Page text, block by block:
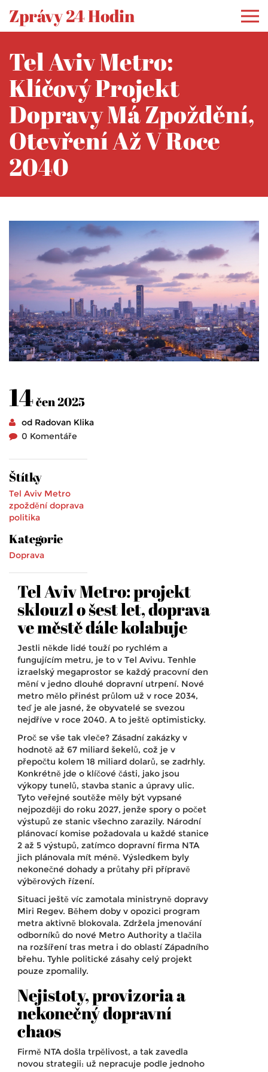
Zprávy 24 Hodin
Tel Aviv Metro:
Klíčový Projekt
Dopravy Má Zpoždění,
Otevření Až V Roce
2040
14čen 2025
od Radovan Klika
0 Komentáře
Štítky
Tel Aviv Metro
zpoždění doprava
politika
Kategorie
Doprava
Tel Aviv Metro: projekt
sklouzl o šest let, doprava
ve městě dále kolabuje
Jestli někde lidé touží po rychlém a
fungujícím metru, je to v Tel Avivu. Tenhle
izraelský megaprostor se každý pracovní den
mění v jedno dlouhé dopravní utrpení. Nové
metro mělo přinést průlom už v roce 2034,
teď je ale jasné, že obyvatelé se svezou
nejdříve v roce 2040. A to ještě optimisticky.
Proč se vše tak vleče? Zásadní zakázky v
hodnotě až 67 miliard šekelů, což je v
přepočtu kolem 18 miliard dolarů, se zadrhly.
Konkrétně jde o klíčové části, jako jsou
výkopy tunelů, stavba stanic a úpravy ulic.
Tyto veřejné soutěže měly být vypsané
nejpozději do roku 2027, jenže spory o počet
výstupů ze stanic všechno zarazily. Národní
plánovací komise požadovala u každé stanice
2 až 5 výstupů, zatímco dopravní firma NTA
jich plánovala mít méně. Výsledkem byly
nekonečné dohady a průtahy při přípravě
výběrových řízení.
Situaci ještě víc zamotala ministryně dopravy
Miri Regev. Během doby v opozici program
metra aktivně blokovala. Zdržela jmenování
odborníků do nové Metro Authority a tlačila
na rozšíření tras metra i do oblastí Západního
břehu. Tyhle politické zásahy celý projekt
pouze zpomalily.
Nejistoty, provizoria a
nekonečný dopravní
chaos
Firmě NTA došla trpělivost, a tak zavedla
novou strategii: už nepracuje podle jednoho